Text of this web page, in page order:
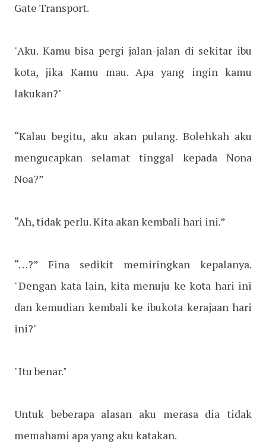
Gate Transport.
"Aku. Kamu bisa pergi jalan-jalan di sekitar ibu
kota, jika Kamu mau. Apa yang ingin kamu
lakukan?"
“Kalau begitu, aku akan pulang. Bolehkah aku
mengucapkan selamat tinggal kepada Nona
Noa?”
“Ah, tidak perlu. Kita akan kembali hari ini.”
“…?” Fina sedikit memiringkan kepalanya.
"Dengan kata lain, kita menuju ke kota hari ini
dan kemudian kembali ke ibukota kerajaan hari
ini?"
"Itu benar."
Untuk beberapa alasan aku merasa dia tidak
memahami apa yang aku katakan.